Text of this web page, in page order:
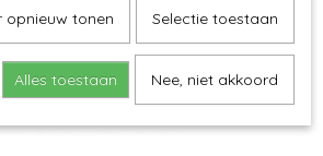
opnieuw tonen Selectie toestaan
Alles toestaan Nee, niet akkoord